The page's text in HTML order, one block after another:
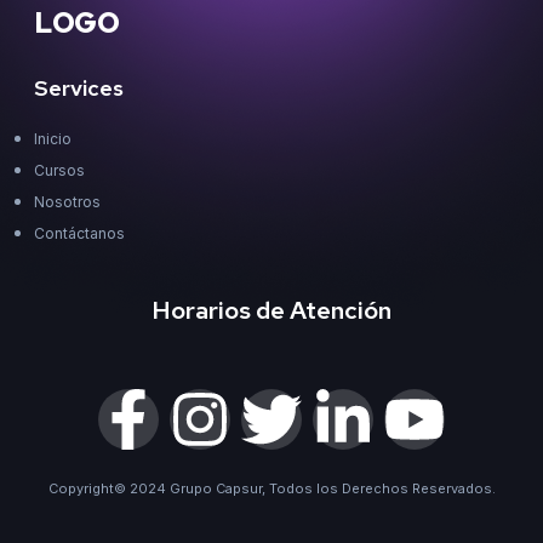
LOGO
Services
Inicio
Cursos
Nosotros
Contáctanos
Horarios de Atención
Copyright© 2024 Grupo Capsur, Todos los Derechos Reservados.